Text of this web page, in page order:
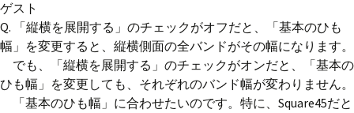
ゲスト
Q. 「縦横を展開する」のチェックがオフだと、「基本のひも
幅」を変更すると、縦横側面の全バンドがその幅になります。
でも、「縦横を展開する」のチェックがオンだと、「基本の
ひも幅」を変更しても、それぞれのバンド幅が変わりません。
「基本のひも幅」に合わせたいのです。特に、Square45だと